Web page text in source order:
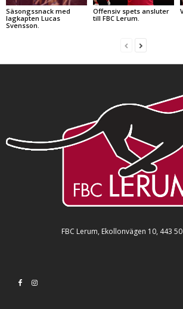
Säsongssnack med
lagkapten Lucas
Svensson.
Offensiv spets ansluter
till FBC Lerum.
FBC Lerum, Ekollonvägen 10, 443